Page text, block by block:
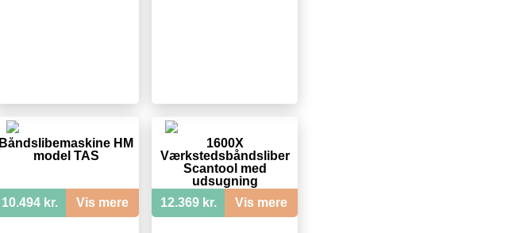
Båndslibemaskine HM
model TAS
10.494 kr. Vis mere
1600X
Værkstedsbåndsliber
Scantool med
udsugning
12.369 kr.
Vis mere